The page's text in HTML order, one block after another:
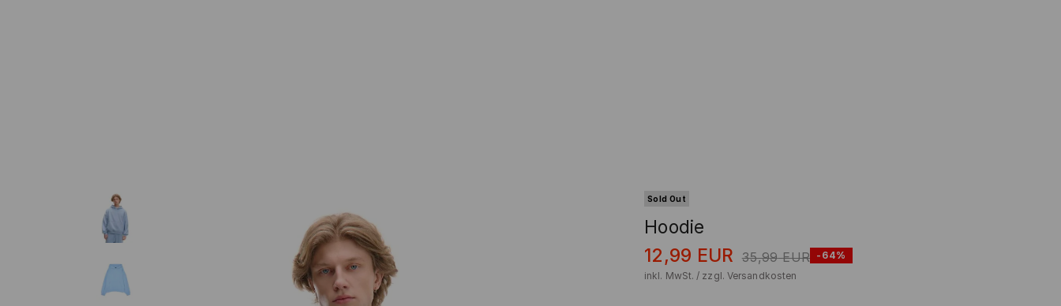
Sold Out
Hoodie
12,99 EUR 35,99 EUR -64%
inkl. MwSt. / zzgl. Versandkosten